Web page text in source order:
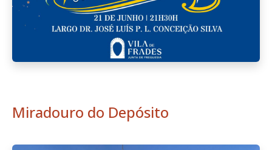
Miradouro do Depósito